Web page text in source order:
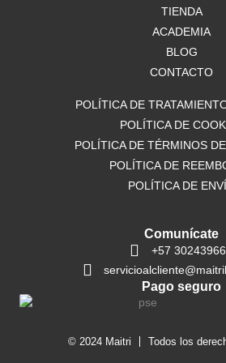
r
a
m
TIENDA
ACADEMIA
BLOG
CONTACTO
POLÍTICA DE
POLÍTICA DE
POLÍTICA DE TÉRMINOS
POLÍTICA DE
POLÍTICA DE
Comunícate
+57
Pago seguro
© 2024 Maitri Todos los